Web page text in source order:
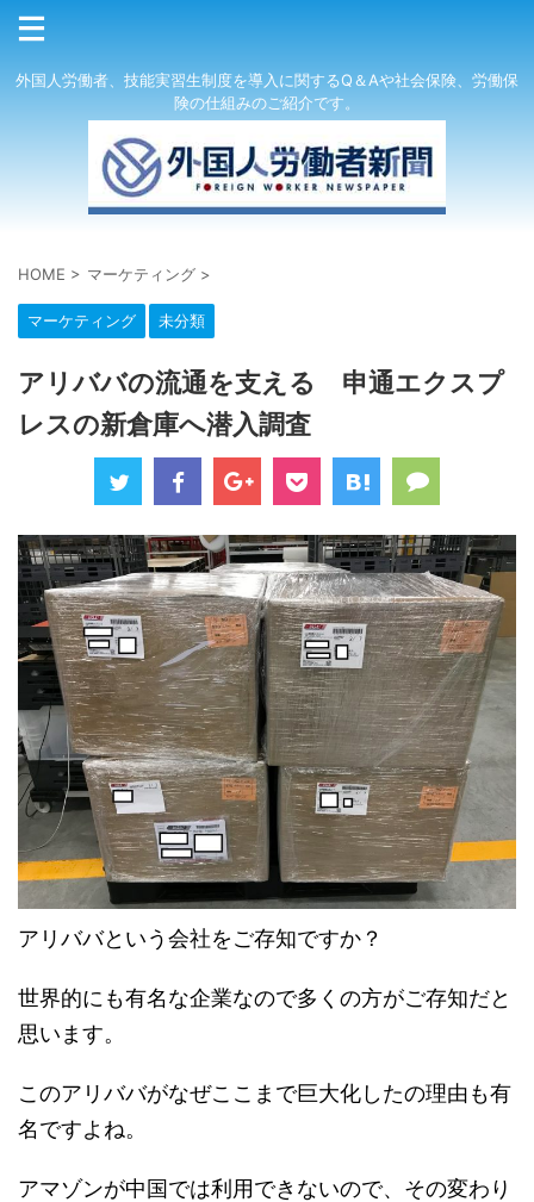
外国人労働者、技能実習生制度を導入に関するQ＆Aや社会保険、労働保
険の仕組みのご紹介です。
HOME > マーケティング >
マーケティング 未分類
アリババの流通を支える 申通エクスプ
レスの新倉庫へ潜入調査
アリババという会社をご存知ですか？
世界的にも有名な企業なので多くの方がご存知だと
思います。
このアリババがなぜここまで巨大化したの理由も有
名ですよね。
アマゾンが中国では利用できないので、その変わり